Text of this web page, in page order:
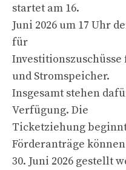
startet am 16.
Juni 2026 um 17 Uhr
für
und Stromspeicher.
Insgesamt stehen
Verfügung. Die
Ticketziehung
Förderanträge
30. Juni 2026 gestellt